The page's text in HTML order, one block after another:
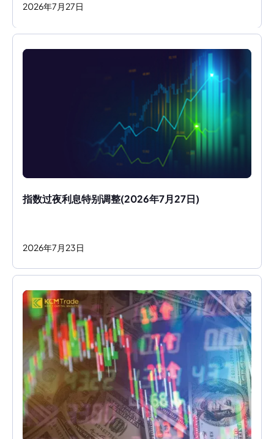
2026年7 月 27日
指数过夜利息特别调整(2026年7月27日)
2026年7 月 23日